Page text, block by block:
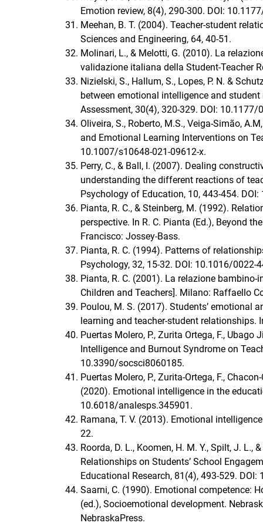
Emotion review, 8(4), 290-300. DOI:
Meehan, B. T. (2004). Teacher-student
Sciences and Engineering, 64, 40-51.
Molinari, L., & Melotti, G. (2010). La
validazione italiana della Student-Teacher
Nizielski, S., Hallum, S., Lopes, P. N. &
between emotional intelligence and
Assessment, 30(4), 320-329. DOI:
Oliveira, S., Roberto, M.S., Veiga-Simão,
and Emotional Learning Interventions on
10.1007/s10648-021-09612-x.
Perry, C., & Ball, I. (2007). Dealing
understanding the different reactions of
Psychology of Education, 10, 443-454.
Pianta, R. C., & Steinberg, M. (1992).
perspective. In R. C. Pianta (Ed.), Beyond
Francisco: Jossey-Bass.
Pianta, R. C. (1994). Patterns of
Psychology, 32, 15-32. DOI: 10.1016/0022-
Pianta, R. C. (2001). La relazione
Children and Teachers]. Milano: Raffaello
Poulou, M. S. (2017). Students’ emotional
learning and teacher-student
Puertas Molero, P., Zurita Ortega, F.,
Intelligence and Burnout Syndrome on
10.3390/socsci8060185.
Puertas Molero, P., Zurita-Ortega, F.,
(2020). Emotional intelligence in the
10.6018/analesps.345901.
Ramana, T. V. (2013). Emotional
22.
Roorda, D. L., Koomen, H. M. Y., Spilt, J.
Relationships on Students’ School
Educational Research, 81(4), 493-529.
Saarni, C. (1990). Emotional competence:
(ed.), Socioemotional development.
NebraskaPress.